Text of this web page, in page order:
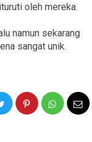
oleh mereka.
namun sekarang
sangat unik.